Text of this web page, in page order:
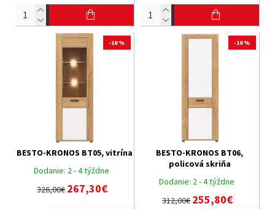
-18 %
Dodanie: 2 - 4 týždne
BESTO-KRONOS BT05, vitrína
326,00€267,30€
-18 %
Dodanie: 2 - 4 týždne
BESTO-KRONOS BT06,
policová skriňa
312,00€255,80€